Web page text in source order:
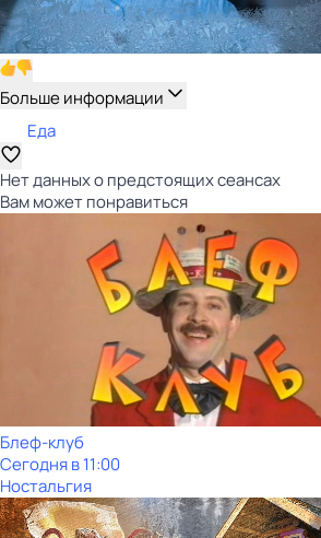
Больше информации
Еда
Нет данных о предстоящих сеансах
Вам может понравиться
Блеф-клуб
Сегодня в 11:00
Ностальгия